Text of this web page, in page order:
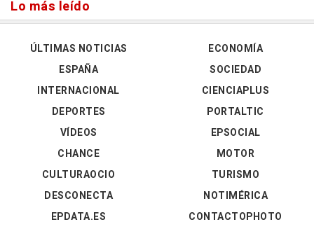
Lo más leído
ÚLTIMAS NOTICIAS
ESPAÑA
INTERNACIONAL
DEPORTES
VÍDEOS
ECONOMÍA
SOCIEDAD
CIENCIAPLUS
PORTALTIC
EPSOCIAL
CHANCE
CULTURAOCIO
DESCONECTA
EPDATA.ES
MOTOR
TURISMO
NOTIMÉRICA
CONTACTOPHOTO